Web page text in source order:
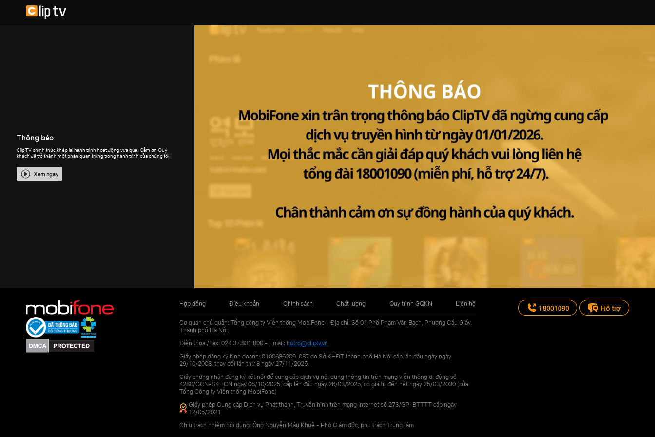
Thông báo
ClipTV chính thức khép lại hành trình hoạt động vừa qua. Cảm ơn Quý
khách đã trở thành một phần quan trọng trong hành trình của chúng tôi.
Xem ngay
Hợp đồng Điều khoản Chính sách Chất lượng Quy trình GQKN Liên hệ
Cơ quan chủ quản: Tổng công ty Viễn thông MobiFone - Địa chỉ: Số 01 Phố Phạm Văn Bạch, Phường Cầu Giấy,
Thành phố Hà Nội.
Điện thoại/Fax: 024.37.831.800 - Email: hotro@cliptv.vn
Giấy phép đăng ký kinh doanh: 0100686209-087 do Sở KHĐT thành phố Hà Nội cấp lần đầu ngày ngày
29/10/2008, thay đổi lần thứ 8 ngày 27/11/2025.
Giấy chứng nhận đăng ký kết nối để cung cấp dịch vụ nội dung thông tin trên mạng viễn thông di động số
4280/GCN-SKHCN ngày 06/10/2025, cấp lần đầu ngày 26/03/2025, có giá trị đến hết ngày 25/03/2030 (của
Tổng Công ty Viễn thông MobiFone)
Giấy phép Cung cấp Dịch vụ Phát thanh, Truyền hình trên mạng Internet số 273/GP-BTTTT cấp ngày
12/05/2021
Chịu trách nhiệm nội dung: Ông Nguyễn Mậu Khuê - Phó Giám đốc, phụ trách Trung tâm